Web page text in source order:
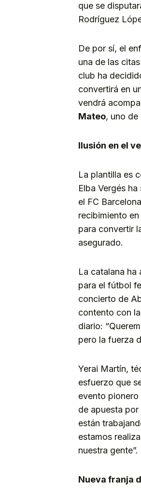
que se
Rodríguez
De por sí, el
una de las
club ha
convertirá en
vendrá
Mateo, uno de
Ilusión en el
La plantilla es
Elba Vergés
el FC
recibimiento
para convertir
asegurado.
La catalana ha
para el fútbol
concierto de
contento con
diario:
pero la fuerza
Yerai Martín,
esfuerzo que
evento pionero
de apuesta
están
estamos
nuestra gente”.
Nueva franja